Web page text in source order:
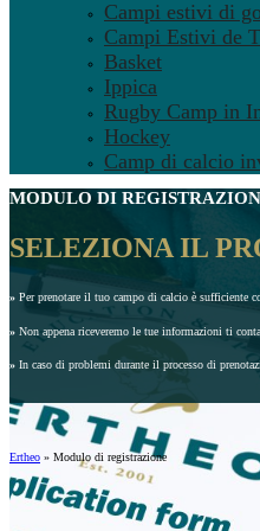
Campi estivi di
Campi Estivi de
Basket
Ippica
Rugby Camp in
Hockey
Camp di calcio
MODULO DI
SELEZIONA IL
» Per prenotare il tuo campo di calcio è sufficiente
» Non appena riceveremo le tue informazioni ti
» In caso di problemi durante il processo di
Ertheo » Modulo di registrazione